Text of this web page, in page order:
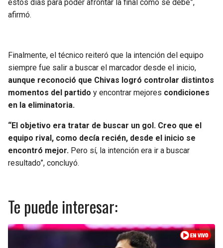
estos días para poder afrontar la final como se debe”,
afirmó.
Finalmente, el técnico reiteró que la intención del equipo
siempre fue salir a buscar el marcador desde el inicio,
aunque reconoció que Chivas logró controlar distintos
momentos del partido y encontrar mejores condiciones
en la eliminatoria.
“El objetivo era tratar de buscar un gol. Creo que el
equipo rival, como decía recién, desde el inicio se
encontró mejor. Pero sí, la intención era ir a buscar
resultado”, concluyó.
Te puede interesar: